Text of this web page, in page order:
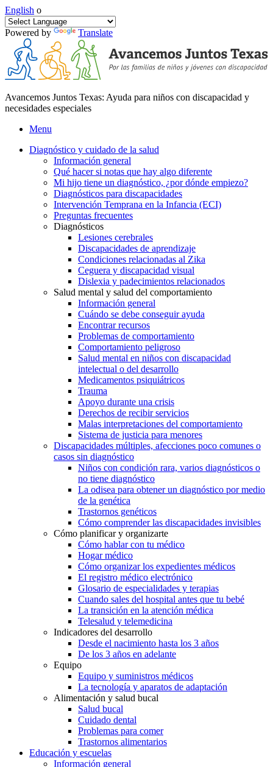
English o
Powered by Translate
Avancemos Juntos Texas: Ayuda para niños con discapacidad y
necesidades especiales
Menu
Diagnóstico y cuidado de la salud
Información general
Qué hacer si notas que hay algo diferente
Mi hijo tiene un diagnóstico, ¿por dónde empiezo?
Diagnósticos para discapacidades
Intervención Temprana en la Infancia (ECI)
Preguntas frecuentes
Diagnósticos
Lesiones cerebrales
Discapacidades de aprendizaje
Condiciones relacionadas al Zika
Ceguera y discapacidad visual
Dislexia y padecimientos relacionados
Salud mental y salud del comportamiento
Información general
Cuándo se debe conseguir ayuda
Encontrar recursos
Problemas de comportamiento
Comportamiento peligroso
Salud mental en niños con discapacidad
intelectual o del desarrollo
Medicamentos psiquiátricos
Trauma
Apoyo durante una crisis
Derechos de recibir servicios
Malas interpretaciones del comportamiento
Sistema de justicia para menores
Discapacidades múltiples, afecciones poco comunes o
casos sin diagnóstico
Niños con condición rara, varios diagnósticos o
no tiene diagnóstico
La odisea para obtener un diagnóstico por medio
de la genética
Trastornos genéticos
Cómo comprender las discapacidades invisibles
Cómo planificar y organizarte
Cómo hablar con tu médico
Hogar médico
Cómo organizar los expedientes médicos
El registro médico electrónico
Glosario de especialidades y terapias
Cuando sales del hospital antes que tu bebé
La transición en la atención médica
Telesalud y telemedicina
Indicadores del desarrollo
Desde el nacimiento hasta los 3 años
De los 3 años en adelante
Equipo
Equipo y suministros médicos
La tecnología y aparatos de adaptación
Alimentación y salud bucal
Salud bucal
Cuidado dental
Problemas para comer
Trastornos alimentarios
Educación y escuelas
Información general